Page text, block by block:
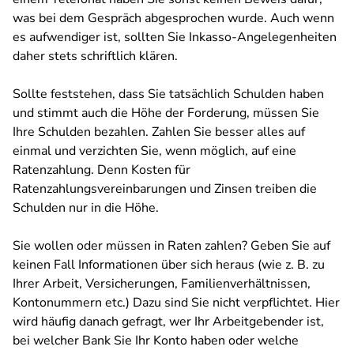
was bei dem Gespräch abgesprochen wurde. Auch wenn
es aufwendiger ist, sollten Sie Inkasso-Angelegenheiten
daher stets schriftlich klären.
Sollte feststehen, dass Sie tatsächlich Schulden haben
und stimmt auch die Höhe der Forderung, müssen Sie
Ihre Schulden bezahlen. Zahlen Sie besser alles auf
einmal und verzichten Sie, wenn möglich, auf eine
Ratenzahlung. Denn Kosten für
Ratenzahlungsvereinbarungen und Zinsen treiben die
Schulden nur in die Höhe.
Sie wollen oder müssen in Raten zahlen? Geben Sie auf
keinen Fall Informationen über sich heraus (wie z. B. zu
Ihrer Arbeit, Versicherungen, Familienverhältnissen,
Kontonummern etc.) Dazu sind Sie nicht verpflichtet. Hier
wird häufig danach gefragt, wer Ihr Arbeitgebender ist,
bei welcher Bank Sie Ihr Konto haben oder welche